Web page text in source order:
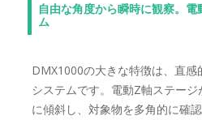
自由な角度から瞬時に観察。
ム
DMX1000の大きな特徴は、直感
システムです。電動Z軸ステージ
に傾斜し、対象物を多角的に確